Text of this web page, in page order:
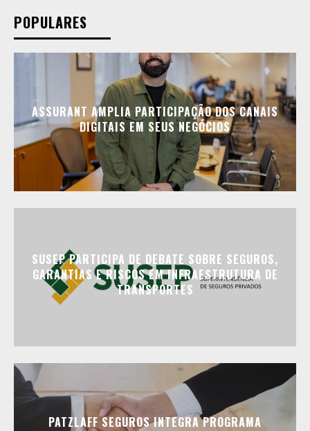
POPULARES
ASSURANT AMPLIA PARTICIPAÇÃO DOS CANAIS
DIGITAIS EM SEUS NEGÓCIOS
SUSEP PARTICIPA DE DEBATE SOBRE SEGUROS,
GARANTIAS E RISCOS EM INFRAESTRUTURA DE
TRANSPORTES
PATZLAFF SEGUROS INTEGRA PROGRAMA